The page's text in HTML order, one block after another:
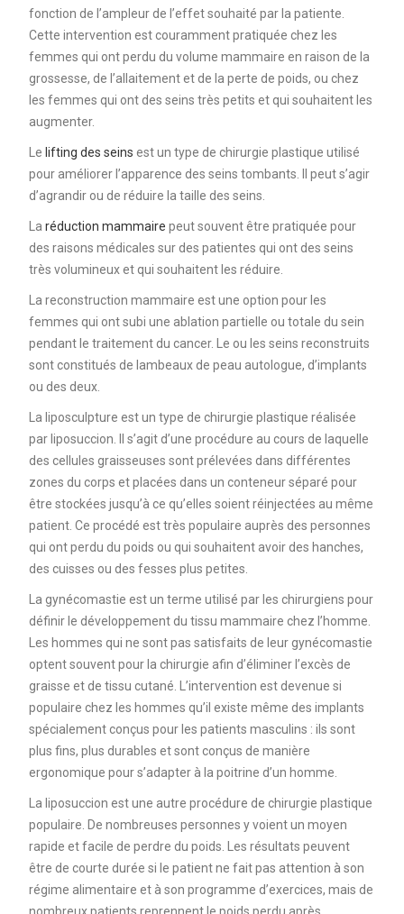
fonction de l’ampleur de l’effet souhaité par la patiente.
Cette intervention est couramment pratiquée chez les
femmes qui ont perdu du volume mammaire en raison de la
grossesse, de l’allaitement et de la perte de poids, ou chez
les femmes qui ont des seins très petits et qui souhaitent les
augmenter.
Le lifting des seins est un type de chirurgie plastique utilisé
pour améliorer l’apparence des seins tombants. Il peut s’agir
d’agrandir ou de réduire la taille des seins.
La réduction mammaire peut souvent être pratiquée pour
des raisons médicales sur des patientes qui ont des seins
très volumineux et qui souhaitent les réduire.
La reconstruction mammaire est une option pour les
femmes qui ont subi une ablation partielle ou totale du sein
pendant le traitement du cancer. Le ou les seins reconstruits
sont constitués de lambeaux de peau autologue, d’implants
ou des deux.
La liposculpture est un type de chirurgie plastique réalisée
par liposuccion. Il s’agit d’une procédure au cours de laquelle
des cellules graisseuses sont prélevées dans différentes
zones du corps et placées dans un conteneur séparé pour
être stockées jusqu’à ce qu’elles soient réinjectées au même
patient. Ce procédé est très populaire auprès des personnes
qui ont perdu du poids ou qui souhaitent avoir des hanches,
des cuisses ou des fesses plus petites.
La gynécomastie est un terme utilisé par les chirurgiens pour
définir le développement du tissu mammaire chez l’homme.
Les hommes qui ne sont pas satisfaits de leur gynécomastie
optent souvent pour la chirurgie afin d’éliminer l’excès de
graisse et de tissu cutané. L’intervention est devenue si
populaire chez les hommes qu’il existe même des implants
spécialement conçus pour les patients masculins : ils sont
plus fins, plus durables et sont conçus de manière
ergonomique pour s’adapter à la poitrine d’un homme.
La liposuccion est une autre procédure de chirurgie plastique
populaire. De nombreuses personnes y voient un moyen
rapide et facile de perdre du poids. Les résultats peuvent
être de courte durée si le patient ne fait pas attention à son
régime alimentaire et à son programme d’exercices, mais de
nombreux patients reprennent le poids perdu après